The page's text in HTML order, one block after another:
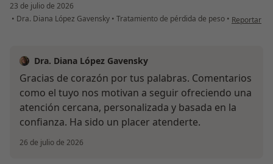
23 de julio de 2026
• Dra. Diana López Gavensky • Tratamiento de pérdida de peso • en opinión
Reportar
Dra. Diana López Gavensky
Gracias de corazón por tus palabras. Comentarios
como el tuyo nos motivan a seguir ofreciendo una
atención cercana, personalizada y basada en la
confianza. Ha sido un placer atenderte.
26 de julio de 2026